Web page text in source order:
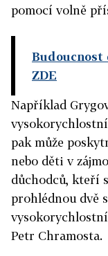
pomocí volně
Budoucnost
ZDE
Například
pak může
nebo děti v
důchodců, kteří
prohlédnou dvě
Petr Chramosta.